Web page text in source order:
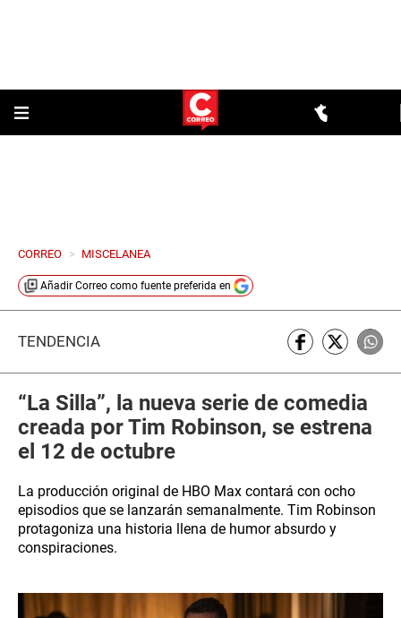
CORREO > MISCELANEA
Añadir Correo como fuente preferida en
TENDENCIA
“La Silla”, la nueva serie de comedia
creada por Tim Robinson, se estrena
el 12 de octubre
La producción original de HBO Max contará con ocho
episodios que se lanzarán semanalmente. Tim Robinson
protagoniza una historia llena de humor absurdo y
conspiraciones.